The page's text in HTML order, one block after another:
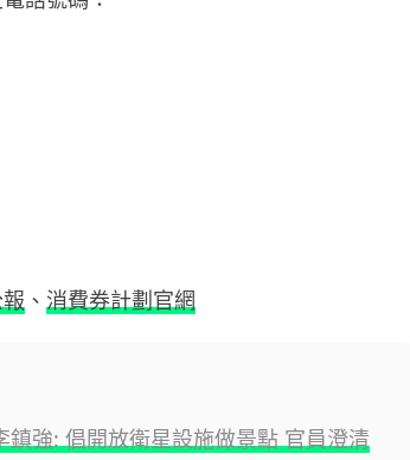
、 消費券計劃官網
鎮強: 倡開放衛星設施做景點 官員澄清